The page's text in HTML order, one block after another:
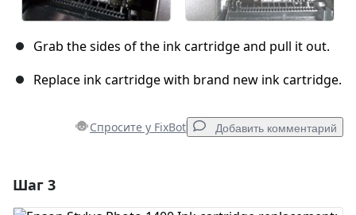
Grab the sides of the ink cartridge and pull it out.
Replace ink cartridge with brand new ink cartridge.
Спросите у FixBot Добавить комментарий
Шаг 3